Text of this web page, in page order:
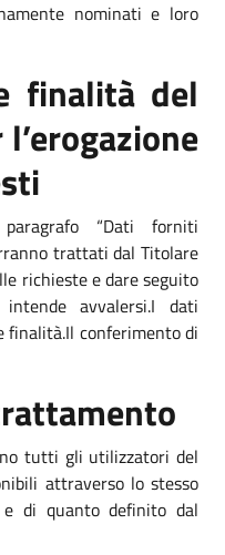
nominati e loro
finalità del
“Dati forniti
trattati dal Titolare
richieste e dare seguito
avvalersi.I dati
conferimento di
tutti gli utilizzatori del
attraverso lo stesso
di quanto definito dal